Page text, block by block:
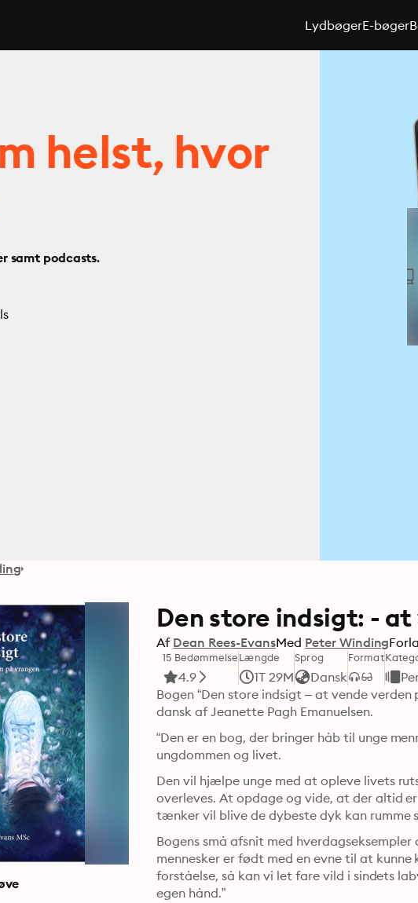
LydbøgerE-bøger
helst, hvor
samt podcasts.
Den store indsigt: -
Af Dean Rees-EvansMed Peter Winding
15 Bedømmelse
4.9
Længde
1T 29M
Sprog
Dansk
Format
Bogen “Den store indsigt – at vende
dansk af Jeanette Pagh Emanuelsen.
“Den er en bog, der bringer håb til unge
ungdommen og livet.
Den vil hjælpe unge med at opleve livets
overleves. At opdage og vide, at der altid
tænker vil blive de dybeste dyk kan rumme
Bogens små afsnit med
mennesker er født med en evne til at
forståelse, så kan vi let fare vild i sindets
egen hånd.”